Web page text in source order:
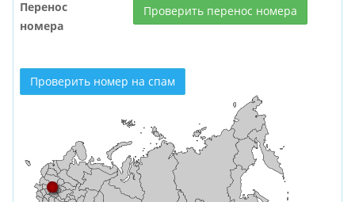
Перенос
номера
Проверить перенос номера
Проверить номер на спам